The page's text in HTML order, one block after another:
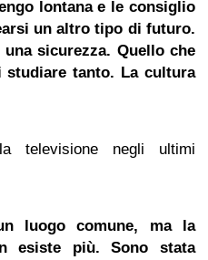
lontana e le consiglio
un altro tipo di futuro.
sicurezza. Quello che
tanto. La cultura
televisione negli ultimi
luogo comune, ma la
esiste più. Sono stata